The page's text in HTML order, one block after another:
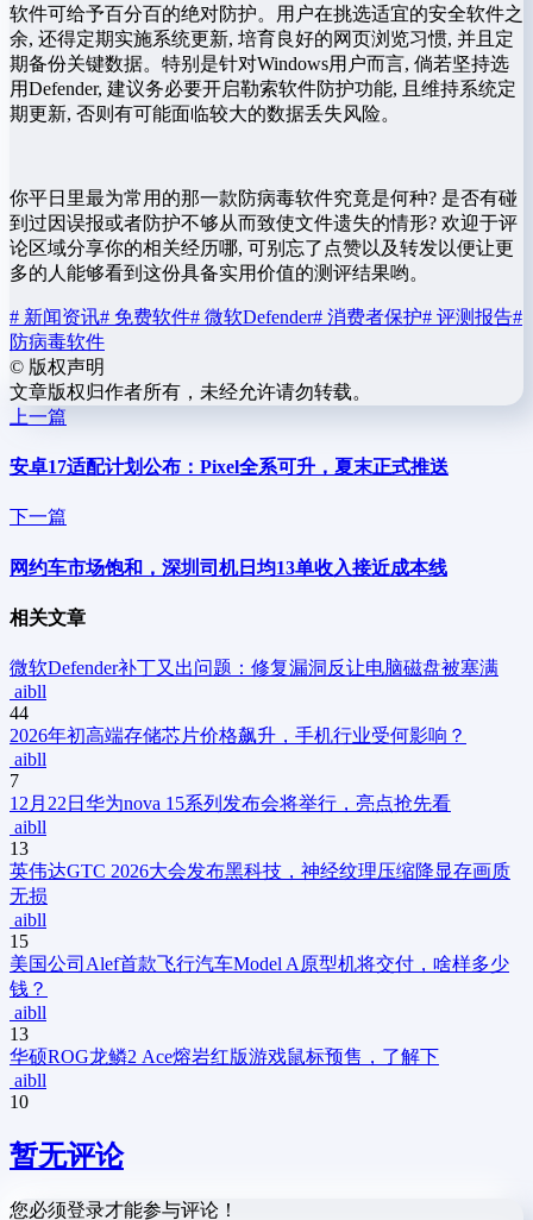
软件可给予百分百的绝对防护。用户在挑选适宜的安全软件之
余, 还得定期实施系统更新, 培育良好的网页浏览习惯, 并且定
期备份关键数据。特别是针对Windows用户而言, 倘若坚持选
用Defender, 建议务必要开启勒索软件防护功能, 且维持系统定
期更新, 否则有可能面临较大的数据丢失风险。
你平日里最为常用的那一款防病毒软件究竟是何种? 是否有碰
到过因误报或者防护不够从而致使文件遗失的情形? 欢迎于评
论区域分享你的相关经历哪, 可别忘了点赞以及转发以便让更
多的人能够看到这份具备实用价值的测评结果哟。
# 新闻资讯# 免费软件# 微软Defender# 消费者保护# 评测报告#
防病毒软件
© 版权声明
文章版权归作者所有，未经允许请勿转载。
上一篇
安卓17适配计划公布：Pixel全系可升，夏末正式推送
下一篇
网约车市场饱和，深圳司机日均13单收入接近成本线
相关文章
微软Defender补丁又出问题：修复漏洞反让电脑磁盘被塞满
aibll
44
2026年初高端存储芯片价格飙升，手机行业受何影响？
aibll
7
12月22日华为nova 15系列发布会将举行，亮点抢先看
aibll
13
英伟达GTC 2026大会发布黑科技，神经纹理压缩降显存画质
无损
aibll
15
美国公司Alef首款飞行汽车Model A原型机将交付，啥样多少
钱？
aibll
13
华硕ROG龙鳞2 Ace熔岩红版游戏鼠标预售，了解下
aibll
10
暂无评论
您必须登录才能参与评论！